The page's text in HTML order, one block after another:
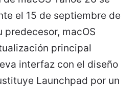
el 15 de septiembre de
predecesor, macOS
principal
interfaz con el diseño
Launchpad por un